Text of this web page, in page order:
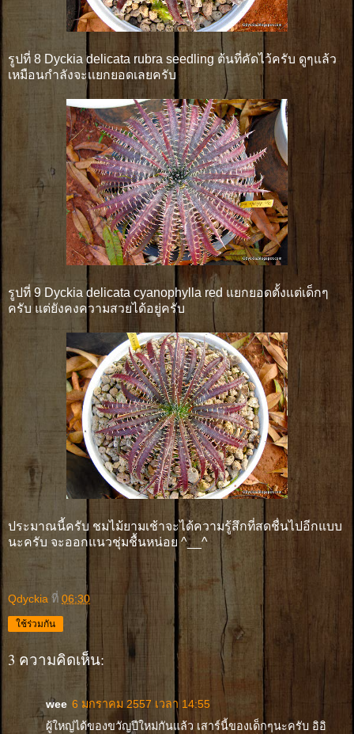
รูปที่ 8 Dyckia delicata rubra seedling ต้นที่คัดไว้ครับ ดูๆแล้ว
เหมือนกำลังจะเเยกยอดเลยครับ
รูปที่ 9 Dyckia delicata cyanophylla red แยกยอดตั้งแต่เด็กๆ
ครับ แต่ยังคงความสวยได้อยู่ครับ
ประมาณนี้ครับ ชมไม้ยามเช้าจะได้ความรู้สึกที่สดชื่นไปอีกแบบ
นะครับ จะออกแนวชุ่มชื้นหน่อย ^__^
Qdyckia ที่ 06:30
ใช้ร่วมกัน
3 ความคิดเห็น:
wee 6 มกราคม 2557 เวลา 14:55
ผู้ใหญ่ได้ของขวัญปีใหม่กันแล้ว เสาร์นี้ของเด็กๆนะครับ อิอิ